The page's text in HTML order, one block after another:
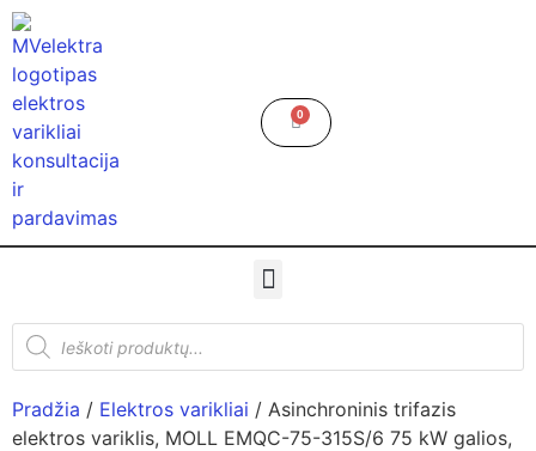
0
Pradžia / Elektros varikliai / Asinchroninis trifazis
elektros variklis, MOLL EMQC-75-315S/6 75 kW galios,